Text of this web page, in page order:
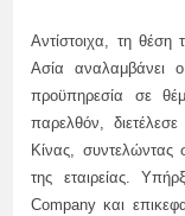
Αντίστοιχα, τη θέση
Ασία αναλαμβάνει
προϋπηρεσία σε
παρελθόν,
Κίνας,
της εταιρείας.
Company και